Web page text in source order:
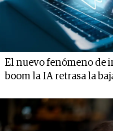
El nuevo fenómeno de
boom la IA retrasa la